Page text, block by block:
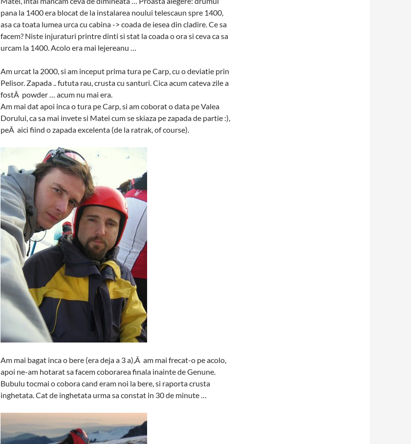
pana la 1400 era blocat de la instalarea noului telescaun spre 1400,
asa ca toata lumea urca cu cabina -> coada de iesea din cladire. Ce sa
facem? Niste injuraturi printre dinti si stat la coada o ora si ceva ca sa
urcam la 1400. Acolo era mai lejereanu …
Am urcat la 2000, si am inceput prima tura pe Carp, cu o deviatie prin
Pelisor. Zapada .. fututa rau, crusta cu santuri. Cica acum cateva zile a
fostÂ powder … acum nu mai era.
Am mai dat apoi inca o tura pe Carp, si am coborat o data pe Valea
Dorului, ca sa mai invete si Matei cum se skiaza pe zapada de partie :),
peÂ aici fiind o zapada excelenta (de la ratrak, of course).
Am mai bagat inca o bere (era deja a 3 a),Â am mai frecat-o pe acolo,
apoi ne-am hotarat sa facem coborarea finala inainte de Genune.
Bubulu tocmai o cobora cand eram noi la bere, si raporta crusta
inghetata. Cat de inghetata urma sa constat in 30 de minute …